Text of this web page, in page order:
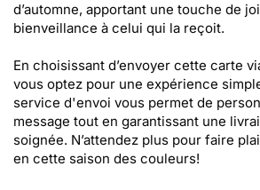
d’automne, apportant une touche de
bienveillance à celui qui la reçoit.
En choisissant d’envoyer cette carte
vous optez pour une expérience
service d'envoi vous permet de
message tout en garantissant une
soignée. N’attendez plus pour faire
en cette saison des couleurs!